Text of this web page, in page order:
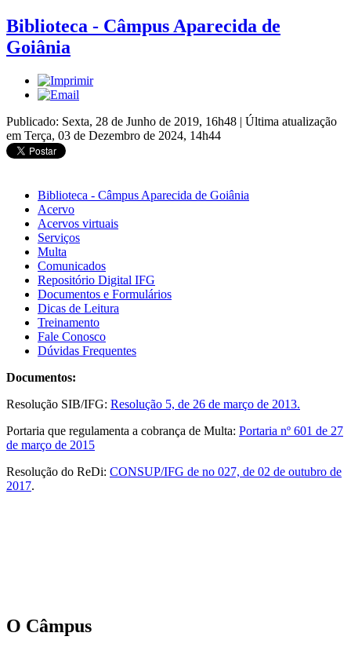
Biblioteca - Câmpus Aparecida de
Goiânia
Publicado: Sexta, 28 de Junho de 2019, 16h48 | Última atualização
em Terça, 03 de Dezembro de 2024, 14h44
Biblioteca - Câmpus Aparecida de Goiânia
Acervo
Acervos virtuais
Serviços
Multa
Comunicados
Repositório Digital IFG
Documentos e Formulários
Dicas de Leitura
Treinamento
Fale Conosco
Dúvidas Frequentes
Documentos:
Resolução SIB/IFG: Resolução 5, de 26 de março de 2013.
Portaria que regulamenta a cobrança de Multa: Portaria nº 601 de 27
de março de 2015
Resolução do ReDi: CONSUP/IFG de no 027, de 02 de outubro de
2017.
O Câmpus